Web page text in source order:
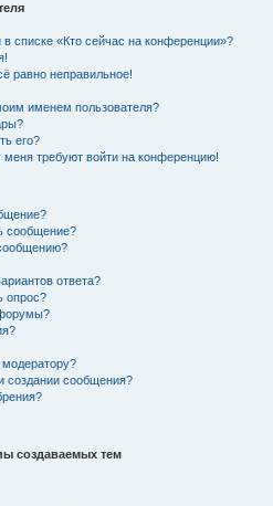
списке «Кто сейчас на конференции»?
равно неправильное!
именем пользователя?
его?
требуют войти на конференцию!
сообщение?
ответа?
опрос?
создании сообщения?
создаваемых тем